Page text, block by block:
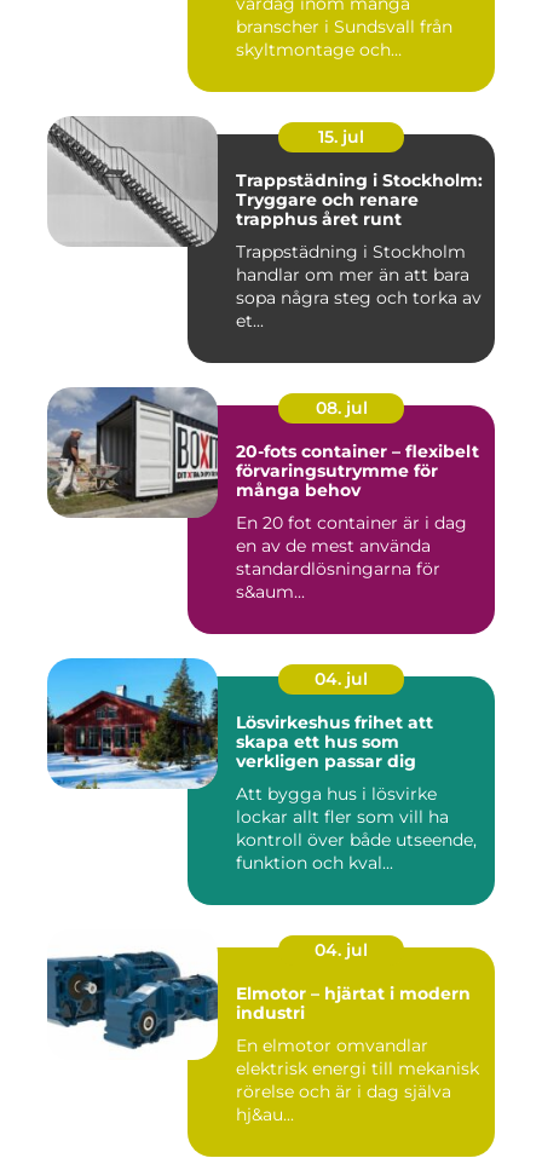
branscher i Sundsvall från
skyltmontage och
15. jul
Trappstädning i Stockholm:
Tryggare och renare
trapphus året runt
Trappstädning i Stockholm
handlar om mer än att bara
sopa några steg och torka av
et...
08. jul
20-fots container – flexibelt
förvaringsutrymme för
många behov
En 20 fot container är i dag
en av de mest använda
standardlösningarna för
s&aum...
04. jul
Lösvirkeshus frihet att
skapa ett hus som
verkligen passar dig
Att bygga hus i lösvirke
lockar allt fler som vill ha
kontroll över både utseende,
funktion och kval...
04. jul
Elmotor – hjärtat i modern
industri
En elmotor omvandlar
elektrisk energi till mekanisk
rörelse och är i dag själva
hj&au...